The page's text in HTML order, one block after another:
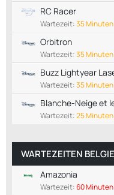
RC Racer
Wartezeit:35 Minuten
Orbitron
Wartezeit:35 Minuten
Buzz Lightyear
Wartezeit:35 Minuten
Blanche-Neige et
Wartezeit:25 Minuten
WARTEZEITEN
Amazonia
Wartezeit:60 Minuten